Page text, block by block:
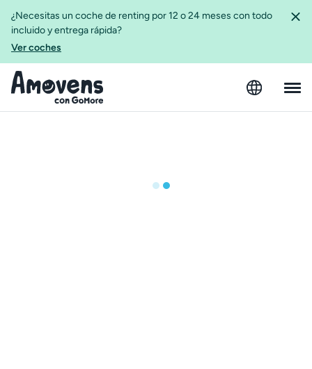
¿Necesitas un coche de renting por 12 o 24 meses con todo
incluido y entrega rápida?
Ver coches